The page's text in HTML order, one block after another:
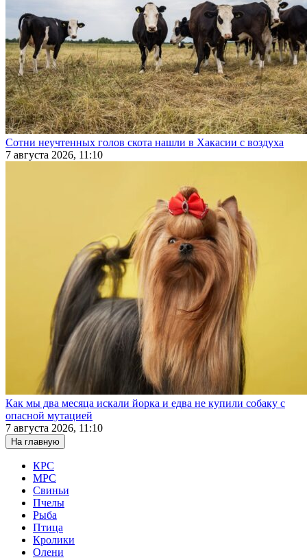
Сотни неучтенных голов скота нашли в Хакасии с воздуха
7 августа 2026, 11:10
Как мы два месяца искали йорка и едва не купили собаку с
опасной мутацией
7 августа 2026, 11:10
На главную
КРС
МРС
Свиньи
Пчелы
Рыба
Птица
Кролики
Олени